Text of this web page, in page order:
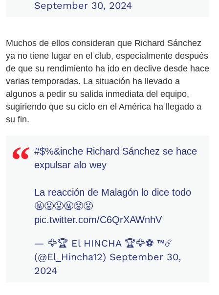
September 30, 2024
Muchos de ellos consideran que Richard Sánchez
ya no tiene lugar en el club, especialmente después
de que su rendimiento ha ido en declive desde hace
varias temporadas. La situación ha llevado a
algunos a pedir su salida inmediata del equipo,
sugiriendo que su ciclo en el América ha llegado a
su fin.
#$%&inche Richard Sánchez se hace
expulsar alo wey
La reacción de Malagón lo dice todo
🤬😡😡🤬😡😡
pic.twitter.com/C6QrXAWnhV
— 🦅🏆 El HINCHA 🏆🦅⚽ ™☄️
(@El_Hincha12) September 30,
2024